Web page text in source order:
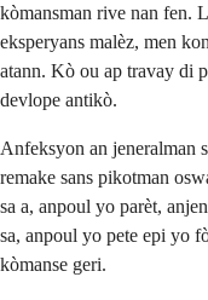
kòmansman rive nan fen.
eksperyans malèz, men
atann. Kò ou ap travay di
devlope antikò.
Anfeksyon an jeneralman
remake sans pikotman
sa a, anpoul yo parèt,
sa, anpoul yo pete epi yo
kòmanse geri.